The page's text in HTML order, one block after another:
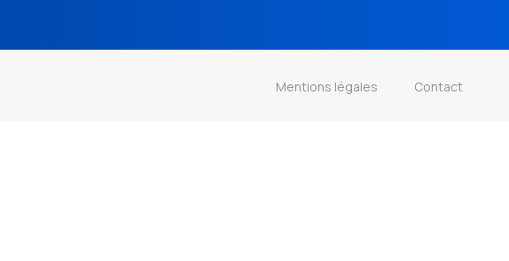
Mentions légales Contact